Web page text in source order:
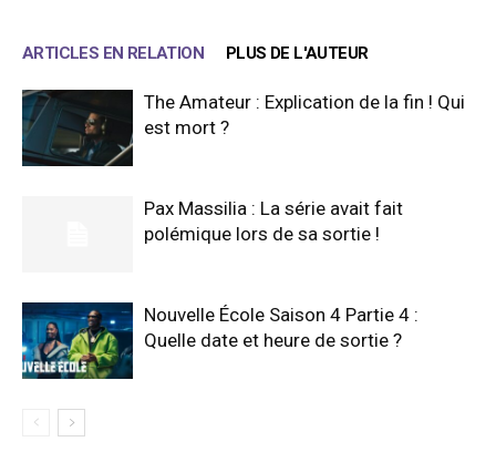
ARTICLES EN RELATION PLUS DE L'AUTEUR
The Amateur : Explication de la fin ! Qui
est mort ?
Pax Massilia : La série avait fait
polémique lors de sa sortie !
Nouvelle École Saison 4 Partie 4 :
Quelle date et heure de sortie ?